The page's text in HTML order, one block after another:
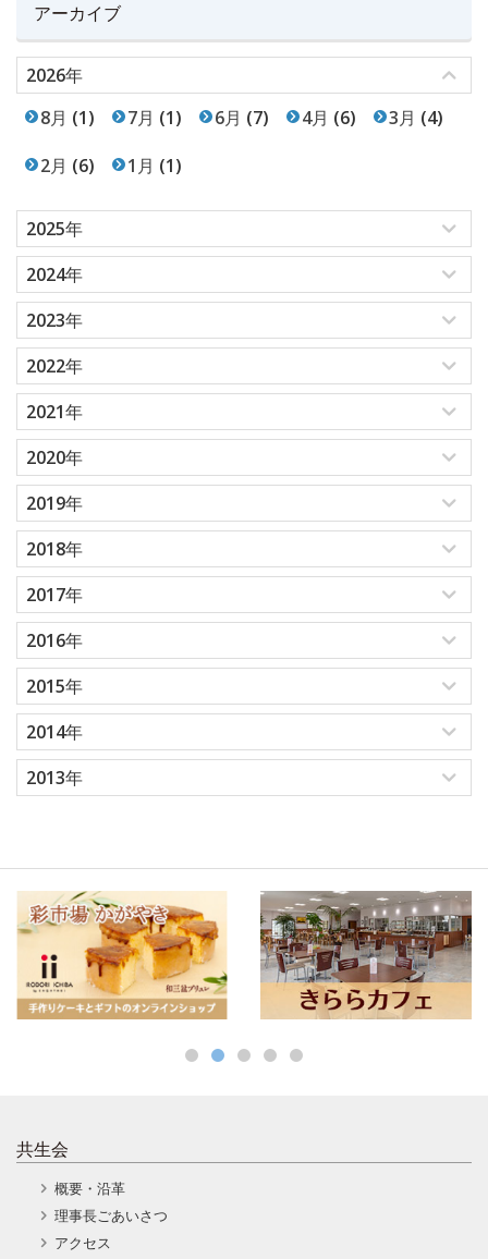
アーカイブ
2026年
8月 (1) 7月 (1) 6月 (7) 4月 (6) 3月 (4)
2月 (6) 1月 (1)
2025年
2024年
2023年
2022年
2021年
2020年
2019年
2018年
2017年
2016年
2015年
2014年
2013年
共生会
概要・沿革
理事長ごあいさつ
アクセス